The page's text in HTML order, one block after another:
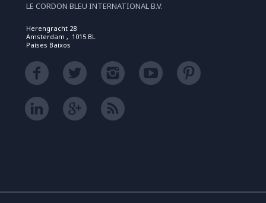
LE CORDON BLEU INTERNATIONAL B.V.
Herengracht 28
Amsterdam , 1015 BL
Países Baixos